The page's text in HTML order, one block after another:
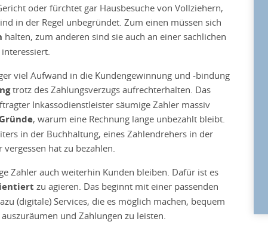
oder fürchtet gar Hausbesuche von Vollziehern,
in der Regel unbegründet. Zum einen müssen sich
halten, zum anderen sind sie auch an einer sachlichen
viel Aufwand in die Kundengewinnung und -bindung
trotz des Zahlungsverzugs aufrechterhalten. Das
Inkassodienstleister säumige Zahler massiv
, warum eine Rechnung lange unbezahlt bleibt.
in der Buchhaltung, eines Zahlendrehers in der
hat zu bezahlen.
Zahler auch weiterhin Kunden bleiben. Dafür ist es
zu agieren. Das beginnt mit einer passenden
(digitale) Services, die es möglich machen, bequem
und Zahlungen zu leisten.